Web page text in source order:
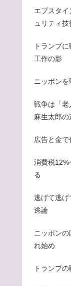
エプスタ
ュリティ技
トランプ
工作の影
ニッポン
戦争は「老
麻生太郎の
広告と金で
消費税12%
る
逃げて逃げ
逃論
ニッポン
れ始め
トランプ